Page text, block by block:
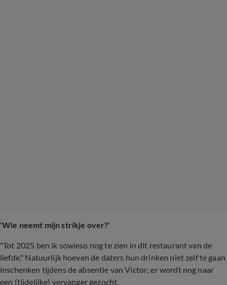
'Wie neemt mijn strikje over?'
"Tot 2025 ben ik sowieso nog te zien in dit restaurant van de
liefde." Natuurlijk hoeven de daters hun drinken niet zelf te gaan
inschenken tijdens de absentie van Victor; er wordt nog naar
een (tijdelijke) vervanger gezocht.